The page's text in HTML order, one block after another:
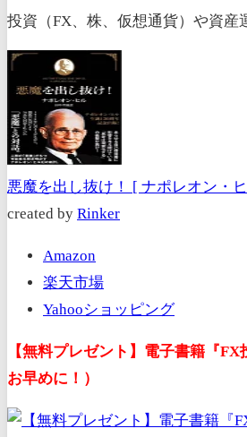
投資（FX、株、仮想通貨）や資産
悪魔を出し抜け！ [ ナポレオン・
created by Rinker
Amazon
楽天市場
Yahooショッピング
【無料プレゼント】電子書籍『
お早めに！）